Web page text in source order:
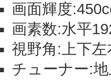
画面輝度
画素数:水平
視野角:上下
チューナー: